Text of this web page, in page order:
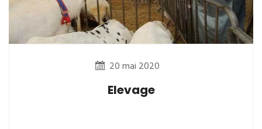
20 mai 2020
Elevage